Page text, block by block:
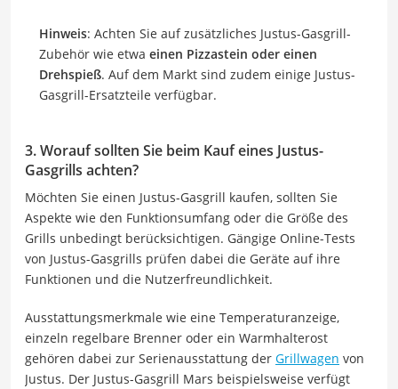
Hinweis: Achten Sie auf zusätzliches Justus-Gasgrill-
Zubehör wie etwa einen Pizzastein oder einen
Drehspieß. Auf dem Markt sind zudem einige Justus-
Gasgrill-Ersatzteile verfügbar.
3. Worauf sollten Sie beim Kauf eines Justus-
Gasgrills achten?
Möchten Sie einen Justus-Gasgrill kaufen, sollten Sie
Aspekte wie den Funktionsumfang oder die Größe des
Grills unbedingt berücksichtigen. Gängige Online-Tests
von Justus-Gasgrills prüfen dabei die Geräte auf ihre
Funktionen und die Nutzerfreundlichkeit.
Ausstattungsmerkmale wie eine Temperaturanzeige,
einzeln regelbare Brenner oder ein Warmhalterost
gehören dabei zur Serienausstattung der Grillwagen von
Justus. Der Justus-Gasgrill Mars beispielsweise verfügt